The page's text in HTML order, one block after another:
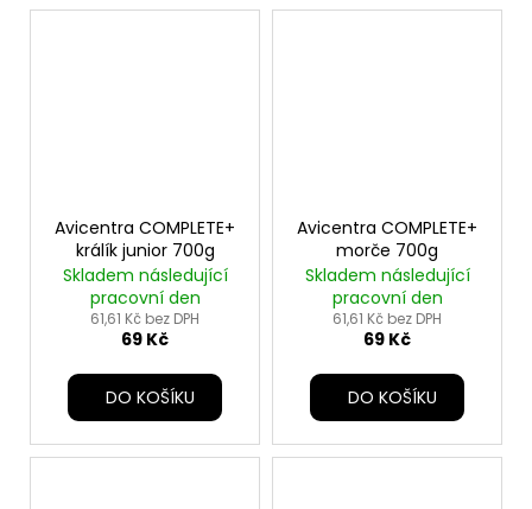
Avicentra COMPLETE+
králík junior 700g
Skladem následující
pracovní den
61,61 Kč bez DPH
69 Kč
DO KOŠÍKU
Avicentra COMPLETE+
morče 700g
Skladem následující
pracovní den
61,61 Kč bez DPH
69 Kč
DO KOŠÍKU